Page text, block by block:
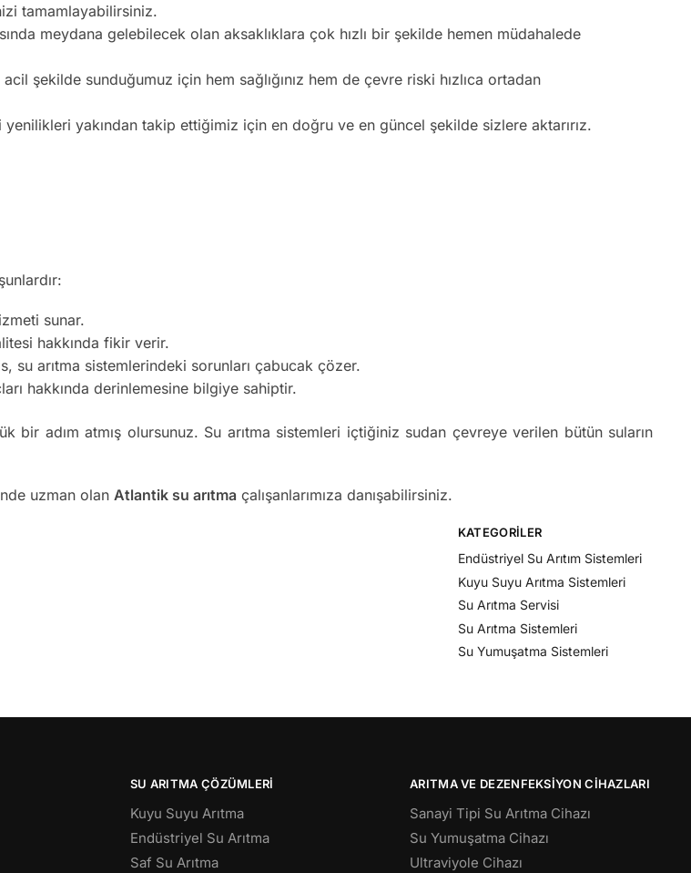
tamamlayabilirsiniz.
meydana gelebilecek olan aksaklıklara çok hızlı bir şekilde hemen müdahalede
şekilde sunduğumuz için hem sağlığınız hem de çevre riski hızlıca ortadan
yakından takip ettiğimiz için en doğru ve en güncel şekilde sizlere aktarırız.
sunar.
hakkında fikir verir.
su arıtma sistemlerindeki sorunları çabucak çözer.
hakkında derinlemesine bilgiye sahiptir.
bir adım atmış olursunuz. Su arıtma sistemleri içtiğiniz sudan çevreye verilen bütün suların
uzman olan Atlantik su arıtma çalışanlarımıza danışabilirsiniz.
KATEGORILER
Endüstriyel Su Arıtım Sistemleri
Kuyu Suyu Arıtma Sistemleri
Su Arıtma Servisi
Su Arıtma Sistemleri
Su Yumuşatma Sistemleri
SU ARITMA ÇÖZÜMLERI
Kuyu Suyu Arıtma
Endüstriyel Su Arıtma
Saf Su Arıtma
ARITMA VE DEZENFEKSIYON CIHAZLARI
Sanayi Tipi Su Arıtma Cihazı
Su Yumuşatma Cihazı
Ultraviyole Cihazı